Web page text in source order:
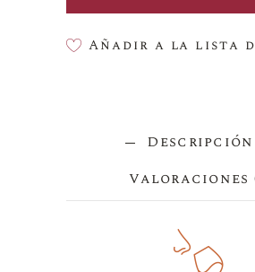
Añadir a la lista
Descripción
Valoraciones